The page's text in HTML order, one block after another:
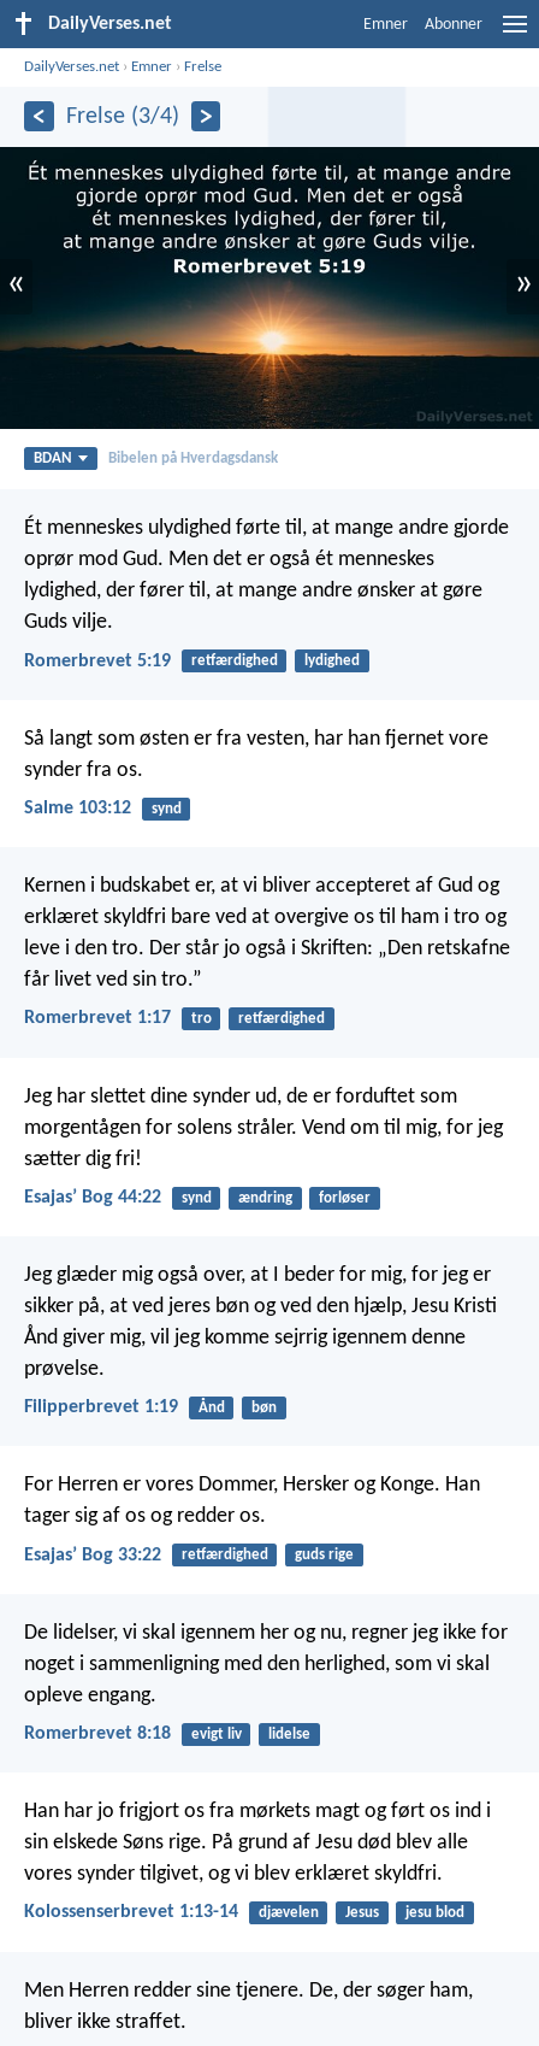
DailyVerses.net Emner Abonner
DailyVerses.net › Emner ›Frelse
Frelse (3/4)
« »
BDAN Bibelen på Hverdagsdansk
Ét menneskes ulydighed førte til, at mange andre gjorde
oprør mod Gud. Men det er også ét menneskes
lydighed, der fører til, at mange andre ønsker at gøre
Guds vilje.
Romerbrevet 5:19 retfærdighed lydighed
Så langt som østen er fra vesten, har han fjernet vore
synder fra os.
Salme 103:12 synd
Kernen i budskabet er, at vi bliver accepteret af Gud og
erklæret skyldfri bare ved at overgive os til ham i tro og
leve i den tro. Der står jo også i Skriften: „Den retskafne
får livet ved sin tro.”
Romerbrevet 1:17 tro retfærdighed
Jeg har slettet dine synder ud, de er forduftet som
morgentågen for solens stråler. Vend om til mig, for jeg
sætter dig fri!
Esajasʼ Bog 44:22 synd ændring forløser
Jeg glæder mig også over, at I beder for mig, for jeg er
sikker på, at ved jeres bøn og ved den hjælp, Jesu Kristi
Ånd giver mig, vil jeg komme sejrrig igennem denne
prøvelse.
Filipperbrevet 1:19 Ånd bøn
For Herren er vores Dommer, Hersker og Konge. Han
tager sig af os og redder os.
Esajasʼ Bog 33:22 retfærdighed guds rige
De lidelser, vi skal igennem her og nu, regner jeg ikke for
noget i sammenligning med den herlighed, som vi skal
opleve engang.
Romerbrevet 8:18 evigt liv lidelse
Han har jo frigjort os fra mørkets magt og ført os ind i
sin elskede Søns rige. På grund af Jesu død blev alle
vores synder tilgivet, og vi blev erklæret skyldfri.
Kolossenserbrevet 1:13-14 djævelen Jesus jesu blod
Men Herren redder sine tjenere. De, der søger ham,
bliver ikke straffet.